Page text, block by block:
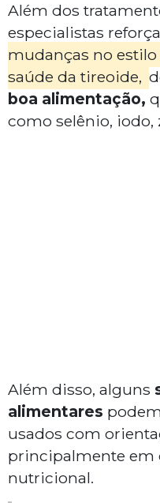
Além dos
especialistas
mudanças no
saúde da tireoide,
boa alimentação,
como selênio, iodo,
Além disso, alguns
alimentares
usados com
principalmente em
nutricional.